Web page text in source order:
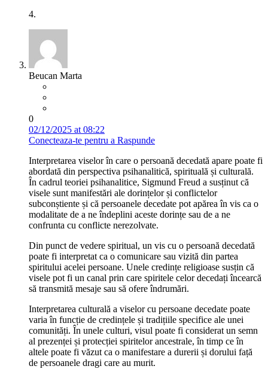
4.
Beucan Marta
0
02/12/2025 at 08:22
Conecteaza-te pentru a Raspunde
Interpretarea viselor în care o persoană decedată apare poate fi
abordată din perspectiva psihanalitică, spirituală și culturală.
În cadrul teoriei psihanalitice, Sigmund Freud a susținut că
visele sunt manifestări ale dorințelor și conflictelor
subconștiente și că persoanele decedate pot apărea în vis ca o
modalitate de a ne îndeplini aceste dorințe sau de a ne
confrunta cu conflicte nerezolvate.
Din punct de vedere spiritual, un vis cu o persoană decedată
poate fi interpretat ca o comunicare sau vizită din partea
spiritului acelei persoane. Unele credințe religioase susțin că
visele pot fi un canal prin care spiritele celor decedați încearcă
să transmită mesaje sau să ofere îndrumări.
Interpretarea culturală a viselor cu persoane decedate poate
varia în funcție de credințele și tradițiile specifice ale unei
comunități. În unele culturi, visul poate fi considerat un semn
al prezenței și protecției spiritelor ancestrale, în timp ce în
altele poate fi văzut ca o manifestare a durerii și dorului față
de persoanele dragi care au murit.